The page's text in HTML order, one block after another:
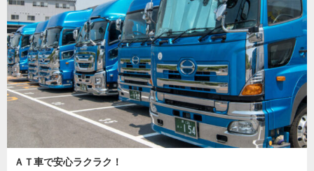
ＡＴ車で安心ラクラク！